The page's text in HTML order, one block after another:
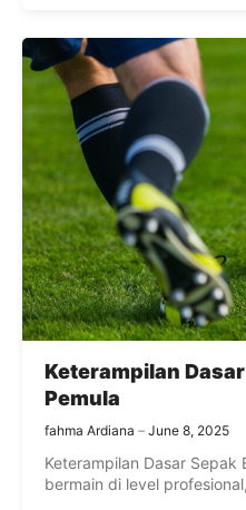
Keterampilan
Pemula
fahma Ardiana June 8, 2025
Keterampilan Dasar
bermain di level